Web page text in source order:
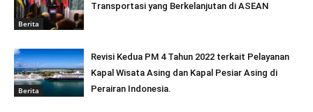
Berita
Transportasi yang Berkelanjutan di ASEAN
Berita
Revisi Kedua PM 4 Tahun 2022 terkait Pelayanan
Kapal Wisata Asing dan Kapal Pesiar Asing di
Perairan Indonesia.